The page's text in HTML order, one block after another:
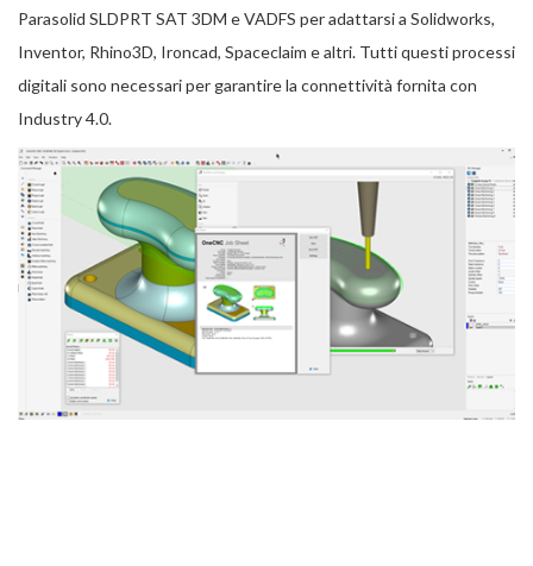
Parasolid SLDPRT SAT 3DM e VADFS per adattarsi a Solidworks,
Inventor, Rhino3D, Ironcad, Spaceclaim e altri. Tutti questi processi
digitali sono necessari per garantire la connettività fornita con
Industry 4.0.